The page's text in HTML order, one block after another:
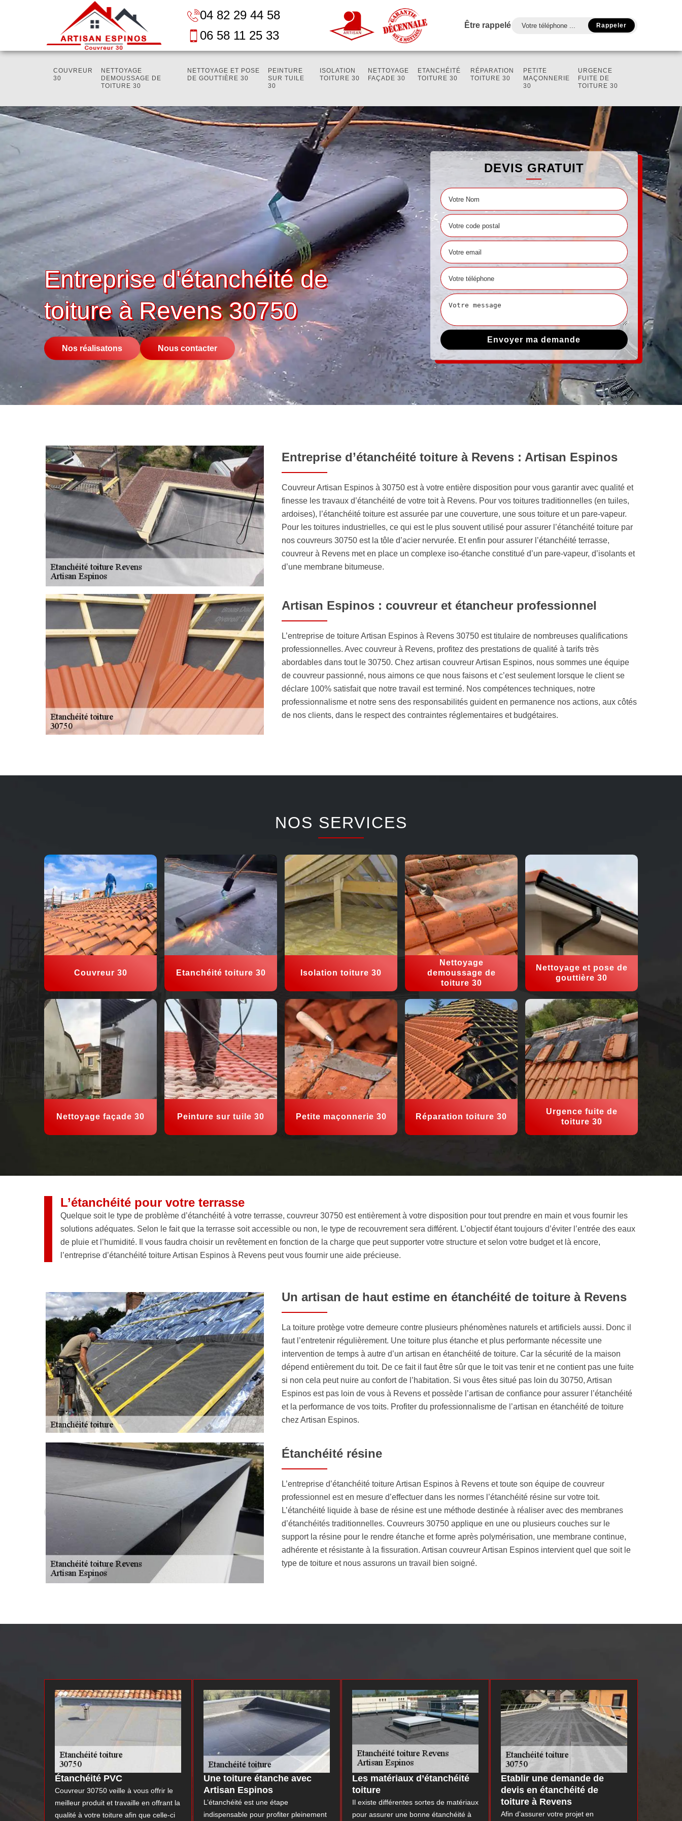
04 82 29 44 58
06 58 11 25 33
Être rappelé
COUVREUR
30
NETTOYAGE
DEMOUSSAGE DE
TOITURE 30
NETTOYAGE ET POSE
DE GOUTTIÈRE 30
PEINTURE
SUR TUILE
30
ISOLATION
TOITURE 30
NETTOYAGE
FAÇADE 30
ETANCHÉITÉ
TOITURE 30
RÉPARATION
TOITURE 30
PETITE
MAÇONNERIE
30
URGENCE
FUITE DE
TOITURE 30
Entreprise d'étanchéité de
toiture à Revens 30750
Nos réalisatons Nous contacter
DEVIS GRATUIT
Entreprise d’étanchéité toiture à Revens : Artisan Espinos
Couvreur Artisan Espinos à 30750 est à votre entière disposition pour vous garantir avec qualité et
finesse les travaux d’étanchéité de votre toit à Revens. Pour vos toitures traditionnelles (en tuiles,
ardoises), l’étanchéité toiture est assurée par une couverture, une sous toiture et un pare-vapeur.
Pour les toitures industrielles, ce qui est le plus souvent utilisé pour assurer l’étanchéité toiture par
nos couvreurs 30750 est la tôle d’acier nervurée. Et enfin pour assurer l’étanchéité terrasse,
couvreur à Revens met en place un complexe iso-étanche constitué d’un pare-vapeur, d’isolants et
d’une membrane bitumeuse.
Artisan Espinos : couvreur et étancheur professionnel
L’entreprise de toiture Artisan Espinos à Revens 30750 est titulaire de nombreuses qualifications
professionnelles. Avec couvreur à Revens, profitez des prestations de qualité à tarifs très
abordables dans tout le 30750. Chez artisan couvreur Artisan Espinos, nous sommes une équipe
de couvreur passionné, nous aimons ce que nous faisons et c’est seulement lorsque le client se
déclare 100% satisfait que notre travail est terminé. Nos compétences techniques, notre
professionnalisme et notre sens des responsabilités guident en permanence nos actions, aux côtés
de nos clients, dans le respect des contraintes réglementaires et budgétaires.
NOS SERVICES
Couvreur 30 Etanchéité toiture 30 Isolation toiture 30
Nettoyage
demoussage de
toiture 30
Nettoyage et pose de
gouttière 30
Nettoyage façade 30 Peinture sur tuile 30 Petite maçonnerie 30 Réparation toiture 30
Urgence fuite de
toiture 30
L’étanchéité pour votre terrasse
Quelque soit le type de problème d’étanchéité à votre terrasse, couvreur 30750 est entièrement à votre disposition pour tout prendre en main et vous fournir les
solutions adéquates. Selon le fait que la terrasse soit accessible ou non, le type de recouvrement sera différent. L’objectif étant toujours d’éviter l’entrée des eaux
de pluie et l’humidité. Il vous faudra choisir un revêtement en fonction de la charge que peut supporter votre structure et selon votre budget et là encore,
l’entreprise d’étanchéité toiture Artisan Espinos à Revens peut vous fournir une aide précieuse.
Un artisan de haut estime en étanchéité de toiture à Revens
La toiture protège votre demeure contre plusieurs phénomènes naturels et artificiels aussi. Donc il
faut l’entretenir régulièrement. Une toiture plus étanche et plus performante nécessite une
intervention de temps à autre d’un artisan en étanchéité de toiture. Car la sécurité de la maison
dépend entièrement du toit. De ce fait il faut être sûr que le toit vas tenir et ne contient pas une fuite
si non cela peut nuire au confort de l’habitation. Si vous êtes situé pas loin du 30750, Artisan
Espinos est pas loin de vous à Revens et possède l’artisan de confiance pour assurer l’étanchéité
et la performance de vos toits. Profiter du professionnalisme de l’artisan en étanchéité de toiture
chez Artisan Espinos.
Étanchéité résine
L’entreprise d’étanchéité toiture Artisan Espinos à Revens et toute son équipe de couvreur
professionnel est en mesure d’effectuer dans les normes l’étanchéité résine sur votre toit.
L’étanchéité liquide à base de résine est une méthode destinée à réaliser avec des membranes
d’étanchéités traditionnelles. Couvreurs 30750 applique en une ou plusieurs couches sur le
support la résine pour le rendre étanche et forme après polymérisation, une membrane continue,
adhérente et résistante à la fissuration. Artisan couvreur Artisan Espinos intervient quel que soit le
type de toiture et nous assurons un travail bien soigné.
Étanchéité PVC
Couvreur 30750 veille à vous offrir le
meilleur produit et travaille en offrant la
qualité à votre toiture afin que celle-ci
Une toiture étanche avec
Artisan Espinos
L’étanchéité est une étape
indispensable pour profiter pleinement
Les matériaux d’étanchéité
toiture
Il existe différentes sortes de matériaux
pour assurer une bonne étanchéité à
Etablir une demande de
devis en étanchéité de
toiture à Revens
Afin d’assurer votre projet en